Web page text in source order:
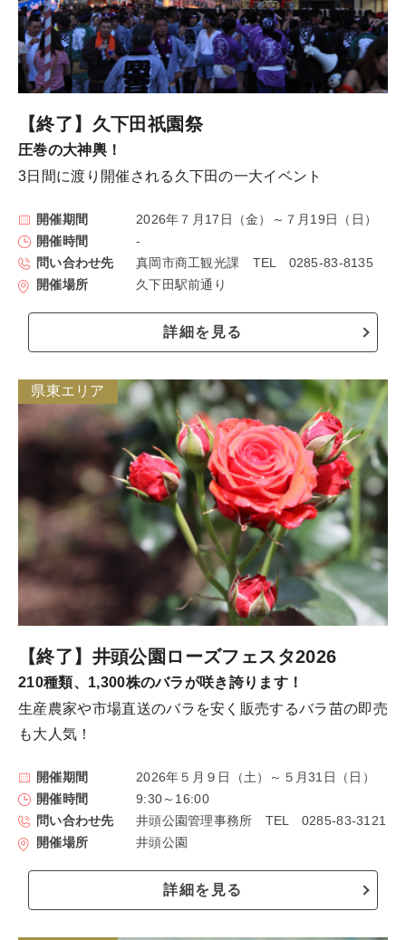
【終了】久下田祇園祭
圧巻の大神輿！
3日間に渡り開催される久下田の一大イベント
開催期間
2026年７月17日（金）～７月19日（日）
開催時間
-
問い合わせ先
真岡市商工観光課 TEL 0285-83-8135
開催場所
久下田駅前通り
詳細を見る
【終了】井頭公園ローズフェスタ2026
県東エリア
210種類、1,300株のバラが咲き誇ります！
生産農家や市場直送のバラを安く販売するバラ苗の即売
も大人気！
開催期間
2026年５月９日（土）～５月31日（日）
開催時間
9:30～16:00
問い合わせ先
井頭公園管理事務所 TEL 0285-83-3121
開催場所
井頭公園
詳細を見る